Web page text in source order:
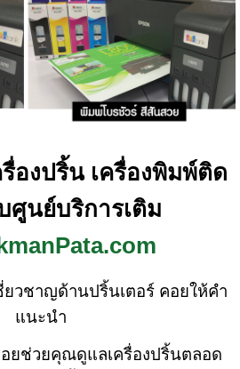
องปริ้น เครื่องพิมพ์ติด
ศูนย์บริการเติม
ยวชาญด้านปริ้นเตอร์ คอยให้คำ
แนะนำ
ยช่วยคุณดูแลเครื่องปริ้นตลอด